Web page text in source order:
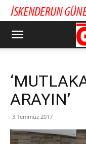
ARAYIN’
3 Temmuz 2017